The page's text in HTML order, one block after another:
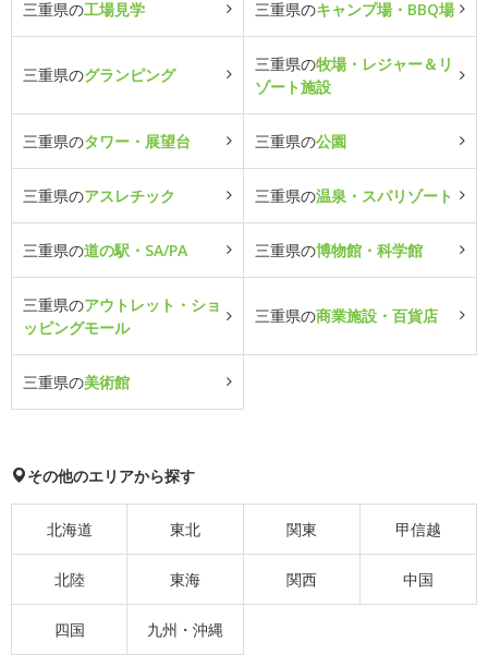
三重県の工場見学 三重県のキャンプ場・BBQ場
三重県のグランピング
三重県の牧場・レジャー＆リ
ゾート施設
三重県のタワー・展望台 三重県の公園
三重県のアスレチック 三重県の温泉・スパリゾート
三重県の道の駅・SA/PA 三重県の博物館・科学館
三重県のアウトレット・ショ
ッピングモール
三重県の商業施設・百貨店
三重県の美術館
その他のエリアから探す
北海道 東北 関東 甲信越
北陸 東海 関西 中国
四国 九州・沖縄